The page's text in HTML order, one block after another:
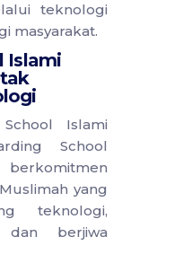
teknologi
masyarakat.
Islami
Islami
School
yang
teknologi,
dan berjiwa